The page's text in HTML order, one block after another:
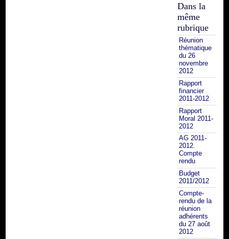
Dans la
même
rubrique
Réunion
thématique
du 26
novembre
2012
Rapport
financier
2011-2012
Rapport
Moral 2011-
2012
AG 2011-
2012.
Compte
rendu
Budget
2011/2012
Compte-
rendu de la
réunion
adhérents
du 27 août
2012